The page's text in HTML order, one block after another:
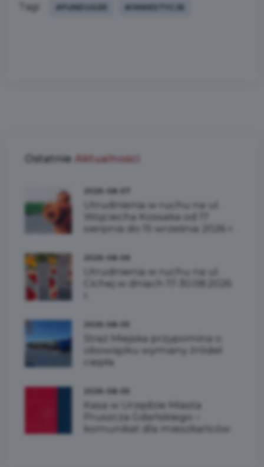
Tagi: #FUNDUSZE #INWESTYCJE
Ostatnie Aktualności
Utrudnienia w ruchu na ul.
Wojciecha Kossaka od 17
sierpnia do 15 września 2026 r.
Utrudnienia w ruchu na ul.
Cichej w dniach 17-30.08.2026
Straż Miejska przypomina o
obowiązku wymiany źródeł
ciepła
Kasa w Urzędzie Miasta
Pruszcza Gdańskiego –
komunikat dla mieszkańców